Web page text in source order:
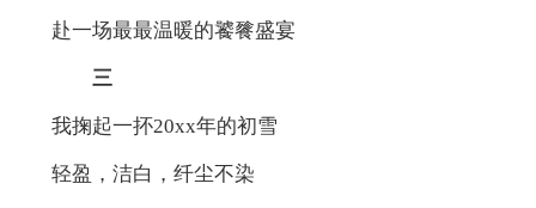
赴一场最最温暖的饕餮盛宴
三
我掬起一抔20xx年的初雪
轻盈，洁白，纤尘不染